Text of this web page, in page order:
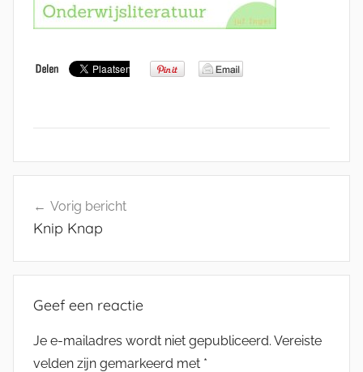
navigatie
Vorig bericht
Knip Knap
Geef een reactie
Je e-mailadres wordt niet gepubliceerd. Vereiste
velden zijn gemarkeerd met *